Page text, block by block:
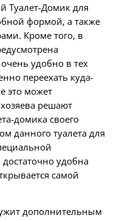
Туалет-Домик для
формой, а также
Кроме того, в
удобно в тех
переехать куда-
это может
хозяева решают
домика своего
данного туалета для
удобна
самой
дополнительным